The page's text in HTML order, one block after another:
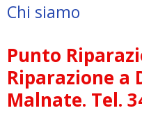
Chi siamo
Punto
Riparazione a
Malnate. Tel.